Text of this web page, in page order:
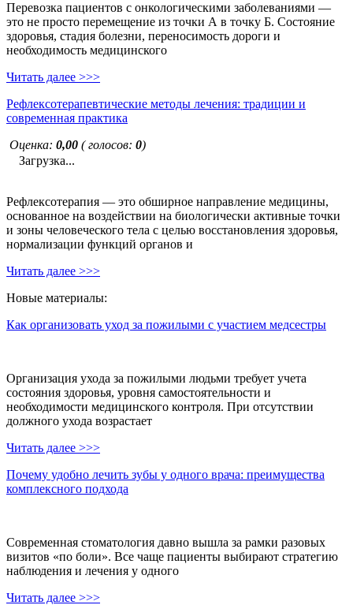
Перевозка пациентов с онкологическими заболеваниями —
это не просто перемещение из точки А в точку Б. Состояние
здоровья, стадия болезни, переносимость дороги и
необходимость медицинского
Читать далее >>>
Рефлексотерапевтические методы лечения: традиции и
современная практика
Оценка: 0,00 ( голосов: 0)
Загрузка...
Рефлексотерапия — это обширное направление медицины,
основанное на воздействии на биологически активные точки
и зоны человеческого тела с целью восстановления здоровья,
нормализации функций органов и
Читать далее >>>
Новые материалы:
Как организовать уход за пожилыми с участием медсестры
Организация ухода за пожилыми людьми требует учета
состояния здоровья, уровня самостоятельности и
необходимости медицинского контроля. При отсутствии
должного ухода возрастает
Читать далее >>>
Почему удобно лечить зубы у одного врача: преимущества
комплексного подхода
Современная стоматология давно вышла за рамки разовых
визитов «по боли». Все чаще пациенты выбирают стратегию
наблюдения и лечения у одного
Читать далее >>>